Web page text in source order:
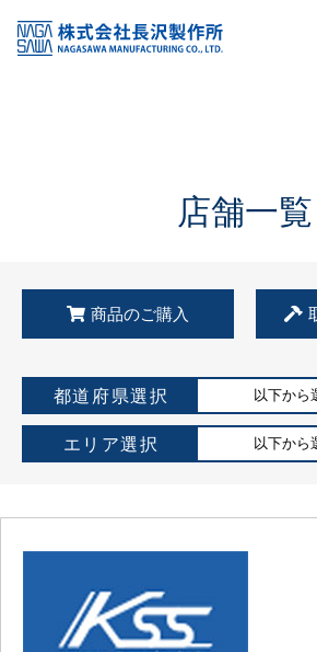
KSS加盟店・取扱店情報
店舗一覧
店舗一覧
商品のご購入
都道府県選択 以下から
エリア選択 以下から